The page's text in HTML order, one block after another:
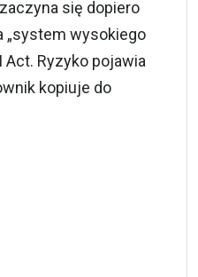
się dopiero
„system wysokiego
Act. Ryzyko pojawia
kopiuje do